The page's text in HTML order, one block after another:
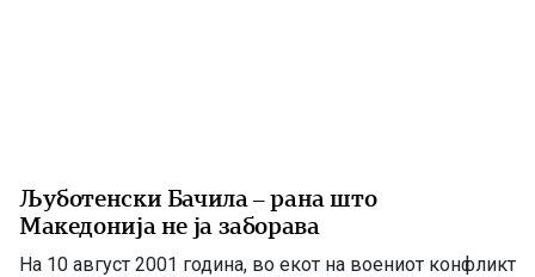
Љуботенски Бачила – рана што
Македонија не ја заборава
На 10 август 2001 година, во екот на воениот конфликт